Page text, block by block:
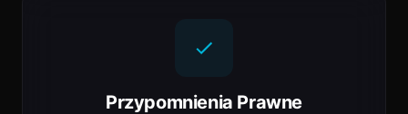
Przypomnienia Prawne